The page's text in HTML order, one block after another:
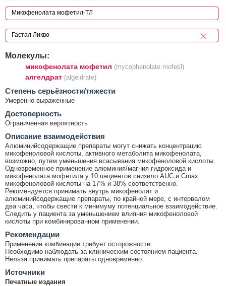
Молекулы:
микофенолата мофетил (mycophenolate mofetil)
алгелдрат (algeldrate)
Cтепень серьёзности/тяжести
Умеренно выраженные
Достоверность
Ограниченная вероятность
Описание взаимодействия
Алюминийсодержащие препараты могут снижать концентрацию
микофеноловой кислоты, активного метаболита микофенолата,
возможно, путем уменьшения всасывания микофеноловой кислоты.
Одновременное применение алюминия/магния гидроксида и
микофенолата мофетила у 10 пациентов снизило AUC и Cmax
микофеноловой кислоты на 17% и 38% соответственно.
Рекомендуется принимать внутрь микофенолат и
алюминийсодержащие препараты, по крайней мере, с интервалом
два часа, чтобы свести к минимуму потенциальное взаимодействие.
Следить у пациента за уменьшением влияния микофеноловой
кислоты при комбинированном применении.
Рекомендации
Применение комбинации требует осторожности.
Необходимо наблюдать за клиническим состоянием пациента.
Нельзя принимать препараты одновременно.
Источники
Печатные издания